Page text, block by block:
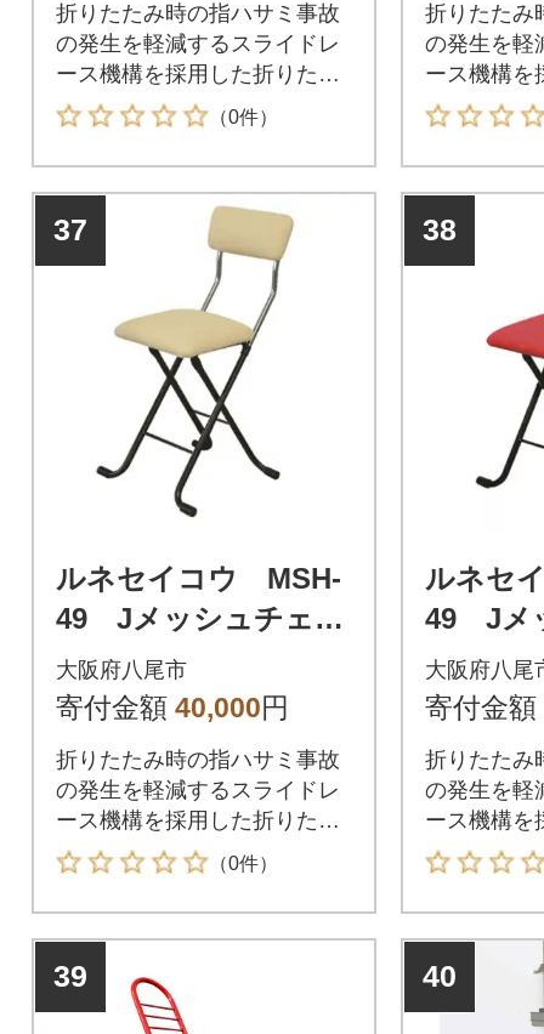
折りたたみ時の指ハサミ事故
の発生を軽減するスライドレ
ース機構を採用した折りたた
み椅子。
（0件）
折りたたみ
の発生を軽
ース機構を
み椅子。
37
ルネセイコウ MSH-
49 Jメッシュチェア
(アイボリー)(E151)
大阪府八尾市
寄付金額 40,000円
折りたたみ時の指ハサミ事故
の発生を軽減するスライドレ
ース機構を採用した折りたた
み椅子。
（0件）
38
ルネセ
49 Jメ
(レッド
大阪府八尾
寄付金額
折りたたみ
の発生を軽
ース機構を
み椅子。
39 40